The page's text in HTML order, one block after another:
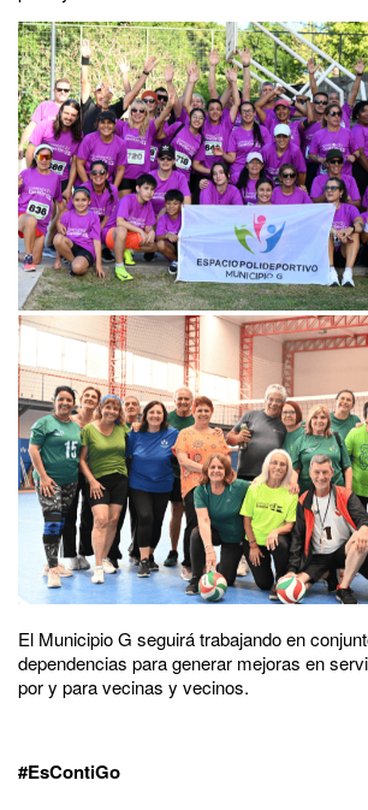
El Municipio G seguirá trabajando en
dependencias para generar mejoras en
por y para vecinas y vecinos.
#EsContiGo